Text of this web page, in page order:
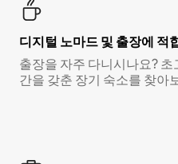
디지털 노마드 및 출장에 적
출장을 자주 다니시나요?
간을 갖춘 장기 숙소를 찾아